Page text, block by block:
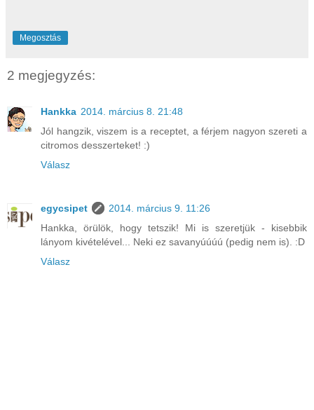
Megosztás
2 megjegyzés:
Hankka 2014. március 8. 21:48
Jól hangzik, viszem is a receptet, a férjem nagyon szereti a
citromos desszerteket! :)
Válasz
egycsipet
2014. március 9. 11:26
Hankka, örülök, hogy tetszik! Mi is szeretjük - kisebbik
lányom kivételével... Neki ez savanyúúúú (pedig nem is). :D
Válasz